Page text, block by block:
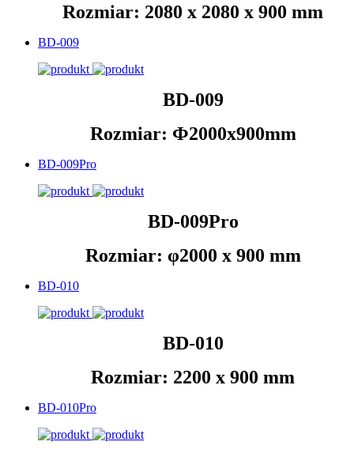
Rozmiar: 2080 x 2080 x 900 mm
BD-009
BD-009
Rozmiar: Ф2000x900mm
BD-009Pro
BD-009Pro
Rozmiar: φ2000 x 900 mm
BD-010
BD-010
Rozmiar: 2200 x 900 mm
BD-010Pro